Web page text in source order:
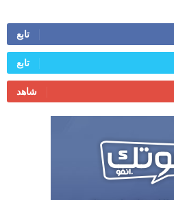
تابع
تابع
شاهد